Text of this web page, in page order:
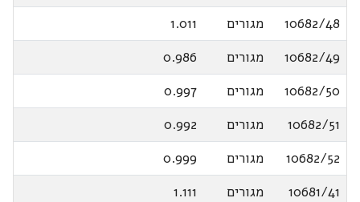
10682/48
מגורים
1.011
10682/49
מגורים
0.986
10682/50
מגורים
0.997
10682/51
מגורים
0.992
10682/52
מגורים
0.999
10681/41
מגורים
1.111